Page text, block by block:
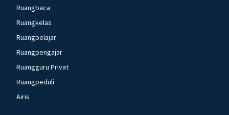
Ruangbaca
Ruangkelas
Ruangbelajar
Ruangpengajar
Ruangguru Privat
Ruangpeduli
Airis